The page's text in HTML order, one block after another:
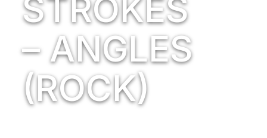
STROKES
– ANGLES
(ROCK)